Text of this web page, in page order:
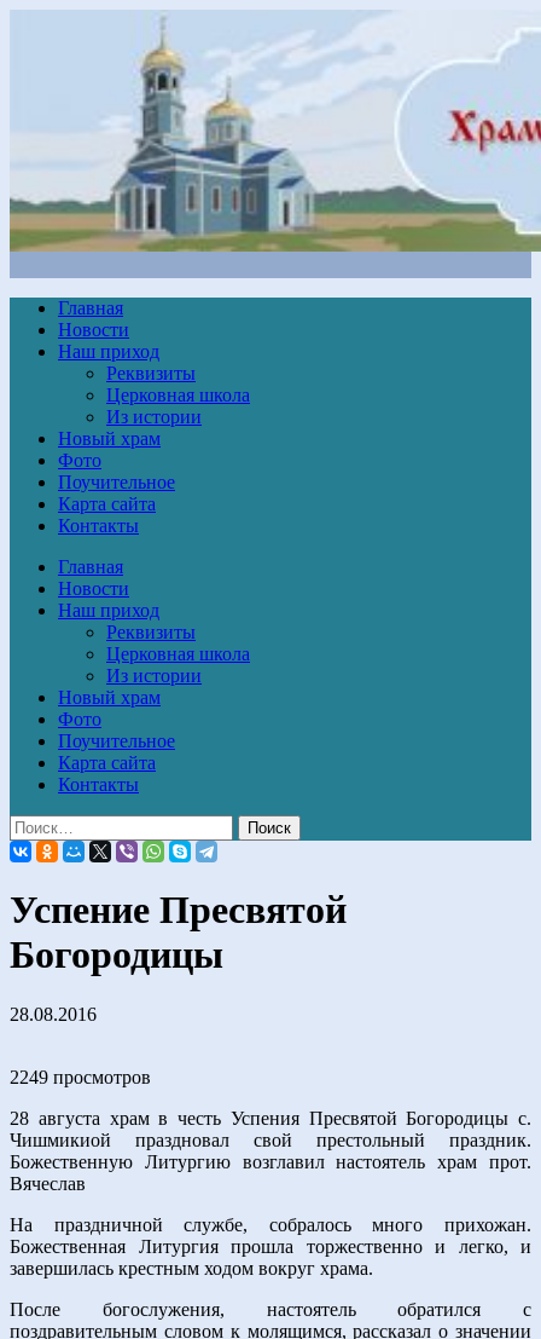
Главная
Новости
Наш приход
Реквизиты
Церковная школа
Из истории
Новый храм
Фото
Поучительное
Карта сайта
Контакты
Главная
Новости
Наш приход
Реквизиты
Церковная школа
Из истории
Новый храм
Фото
Поучительное
Карта сайта
Контакты
Успение Пресвятой
Богородицы
28.08.2016
2249 просмотров
28 августа храм в честь Успения Пресвятой Богородицы с.
Чишмикиой праздновал свой престольный праздник.
Божественную Литургию возглавил настоятель храм прот.
Вячеслав
На праздничной службе, собралось много прихожан.
Божественная Литургия прошла торжественно и легко, и
завершилась крестным ходом вокруг храма.
После богослужения, настоятель обратился с
поздравительным словом к молящимся, рассказал о значении